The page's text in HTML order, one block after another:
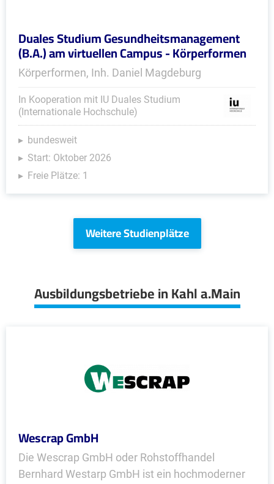
Duales Studium Gesundheitsmanagement
(B.A.) am virtuellen Campus - Körperformen
Körperformen, Inh. Daniel Magdeburg
In Kooperation mit IU Duales Studium
(Internationale Hochschule)
bundesweit
Start: Oktober 2026
Freie Plätze: 1
Weitere Studienplätze
Ausbildungsbetriebe in Kahl a.Main
Wescrap GmbH
Die Wescrap GmbH oder Rohstoffhandel
Bernhard Westarp GmbH ist ein hochmoderner